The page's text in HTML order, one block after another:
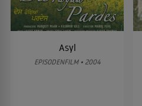
Asyl
EPISODENFILM • 2004